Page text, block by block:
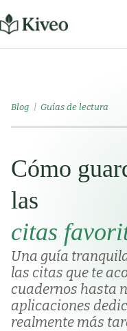
al
contenido
Blog Guías de lectura
Cómo
las
citas
Una guía
las citas que te
cuadernos hasta
aplicaciones
realmente más